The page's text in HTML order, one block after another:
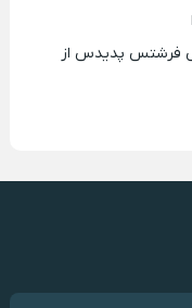
فرشتس پدیدس از